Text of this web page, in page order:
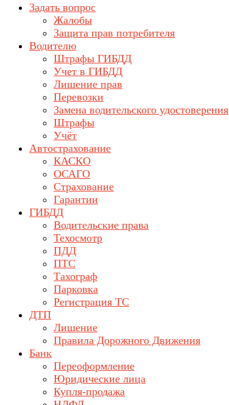
Задать вопрос
Жалобы
Защита прав потребителя
Водителю
Штрафы ГИБДД
Учет в ГИБДД
Лишение прав
Перевозки
Замена водительского удостоверения
Штрафы
Учёт
Автострахование
КАСКО
ОСАГО
Страхование
Гарантии
ГИБДД
Водительские права
Техосмотр
ПДД
ПТС
Тахограф
Парковка
Регистрация ТС
ДТП
Лишение
Правила Дорожного Движения
Банк
Переоформление
Юридические лица
Купля-продажа